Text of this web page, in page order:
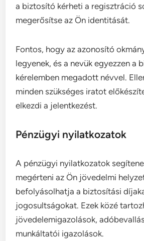
a biztosító kérheti a regisztráció
megerősítse az Ön identitását.
Fontos, hogy az azonosító
legyenek, és a nevük egyezzen a
kérelemben megadott névvel.
minden szükséges iratot
elkezdi a jelentkezést.
Pénzügyi nyilatkozatok
A pénzügyi nyilatkozatok
megérteni az Ön jövedelmi
befolyásolhatja a biztosítási
jogosultságokat. Ezek közé
jövedelemigazolások,
munkáltatói igazolások.